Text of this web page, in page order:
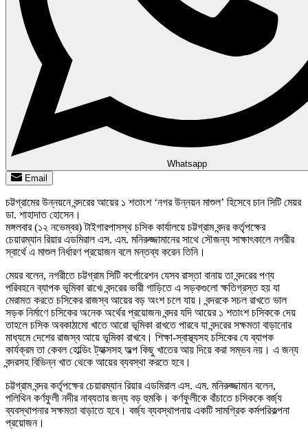
Whatsapp
Email
চট্টগ্রামের উন্নয়নে বন্দরের আয়ের ১ শতাংশ ‘নগর উন্নয়ন মাশুল’ হিসেবে চান সিটি মেয়র
ডা. শাহাদাত হোসেন।
মঙ্গলবার (১২ নভেম্বর) টাইগারপাসস্থ চসিক কার্যালয়ে চট্টগ্রাম বন্দর কর্তৃপক্ষের
চেয়ারম্যান রিয়ার এডমিরাল এস. এম. মনিরুজ্জামানের সাথে সৌজন্য সাক্ষাৎকালে নগরীর
স্বার্থে এ মাশুল নির্ধারণ প্রয়োজন বলে মন্তব্য করেন তিনি।
মেয়র বলেন, নগরীতে চট্টগ্রাম সিটি কর্পোরেশন যেসব রাস্তা বানায় তা বন্দরের পণ্য
পরিবহনে ব্যাপক ভূমিকা রাখে৷ বন্দরের ভারী গাড়িতে এ সড়কগুলো ক্ষতিগ্রস্ত হয় যা
মেরামত করতে চসিকের রাজস্ব আয়ের বড় অংশ চলে যায়। বন্দরকে সচল রাখতে ভাল
সড়ক নির্মাণে চসিকের অনেক অর্থের প্রয়োজন৷ বন্দর যদি আয়ের ১ শতাংশ চসিককে দেয়
তাহলে চসিক অবকাঠামো খাতে আরো ভূমিকা রাখতে পারবে যা বন্দরের সক্ষমতা বাড়ানোর
মাধ্যমে দেশের রাজস্ব আয়ে ভূমিকা রাখবে। শিক্ষা-স্বাস্থ্যসহ চসিকের যে ব্যাপক
কার্যক্রম তা কেবল হোল্ডিং ট্যাক্সসহ অল্প কিছু খাতের আয় দিয়ে করা সম্ভব নয়। এ জন্য
বন্দরসহ বিভিন্ন খাত থেকে আয়ের ব্যবস্থা করতে হবে।
চট্টগ্রাম বন্দর কর্তৃপক্ষের চেয়ারম্যান রিয়ার এডমিরাল এস. এম. মনিরুজ্জামান বলেন,
পলিথিন কর্ণফুলী নদীর নাব্যতার জন্য বড় হুমকি। কর্ণফুলীকে বাঁচাতে চসিককে বর্জ্য
ব্যবস্থাপনার সক্ষমতা বাড়াতে হবে। বর্জ্য ব্যবস্থাপনায় একটি সামগ্রিক কর্মপরিকল্পনা
প্রয়োজন।